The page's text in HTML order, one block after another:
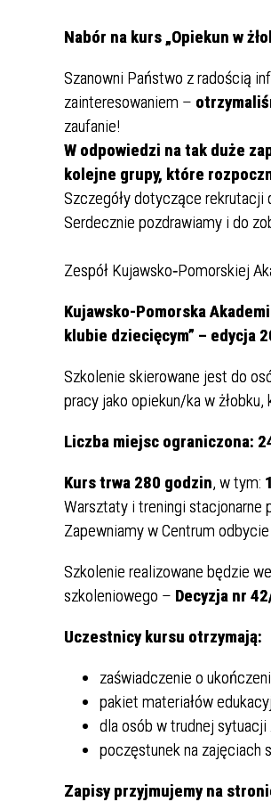
- Grupa Sępólno
NABÓR NA SZKOLENIE
STACJONARNE W DNIU
DLA OPIEKUNÓW DZIECI
- Grupa Inowrocław
NABÓR NA SZKOLENIE
STACJONARNE W DNIU
R. DLA OPIEKUNÓW
3 - Inowrocław i okolice
STACJONARNE W DNIU
3 - Bydgoszcz i okolice
NABÓR NA SZKOLENIE
DLA OPIEKUNÓW DZIECI
- Toruń i okolice
NABÓR NA SZKOLENIE
STACJONARNE W DNIU
- Sępólno Krajeńskie i
Rodzice
Nabór na kurs „Opiekun w
Szanowni Państwo z radością
zainteresowaniem –
zaufanie!
W odpowiedzi na tak duże
kolejne grupy, które
Szczegóły dotyczące rekrutacji
Serdecznie pozdrawiamy i do
Zespół Kujawsko‑Pomorskiej
Kujawsko-Pomorska
klubie dziecięcym” – edycja
Szkolenie skierowane jest do
pracy jako opiekun/ka w
Liczba miejsc ograniczona:
Kurs trwa 280 godzin, w tym:
Warsztaty i treningi stacjonarne
Zapewniamy w Centrum
Szkolenie realizowane będzie
szkoleniowego – Decyzja nr
Uczestnicy kursu otrzymają:
zaświadczenie o
pakiet materiałów
dla osób w trudnej
poczęstunek na zajęciach
Zapisy przyjmujemy na